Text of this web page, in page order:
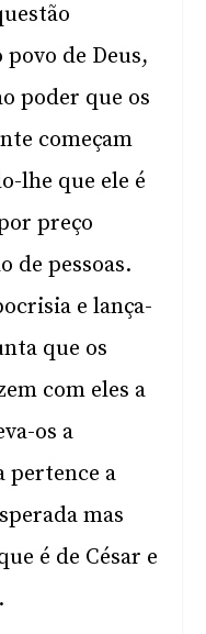
de Deus,
poder que os
começam
lhe que ele é
preço
de pessoas.
e lança-
que os
com eles a
os a
pertence a
mas
é de César e